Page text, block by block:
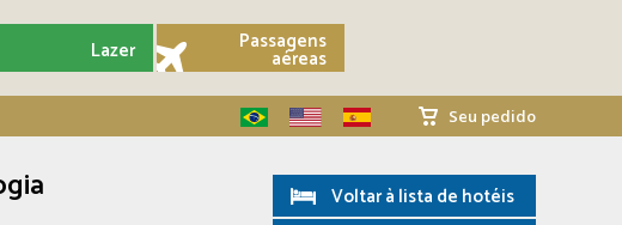
Lazer Passagens
aéreas
Seu pedido
Voltar à lista de hotéis